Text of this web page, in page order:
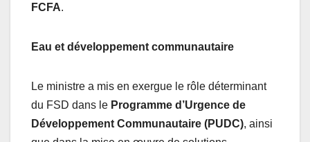
FCFA.
Eau et développement communautaire
Le ministre a mis en exergue le rôle déterminant
du FSD dans le Programme d’Urgence de
Développement Communautaire (PUDC), ainsi